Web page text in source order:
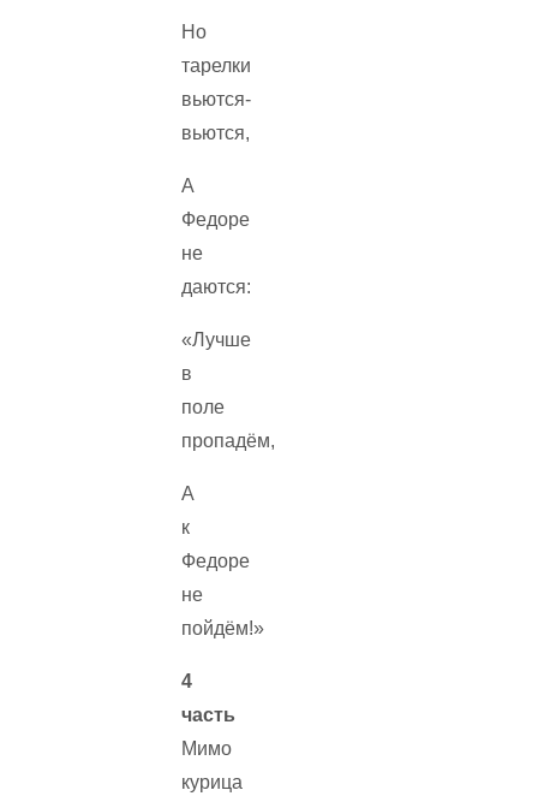
Но
тарелки
вьются-
вьются,
А
Федоре
не
даются:
«Лучше
в
поле
пропадём,
А
к
Федоре
не
пойдём!»
4
часть
Мимо
курица